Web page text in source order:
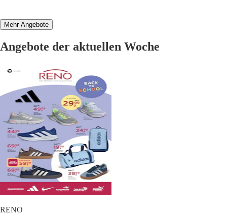
Mehr Angebote
Angebote der aktuellen Woche
RENO